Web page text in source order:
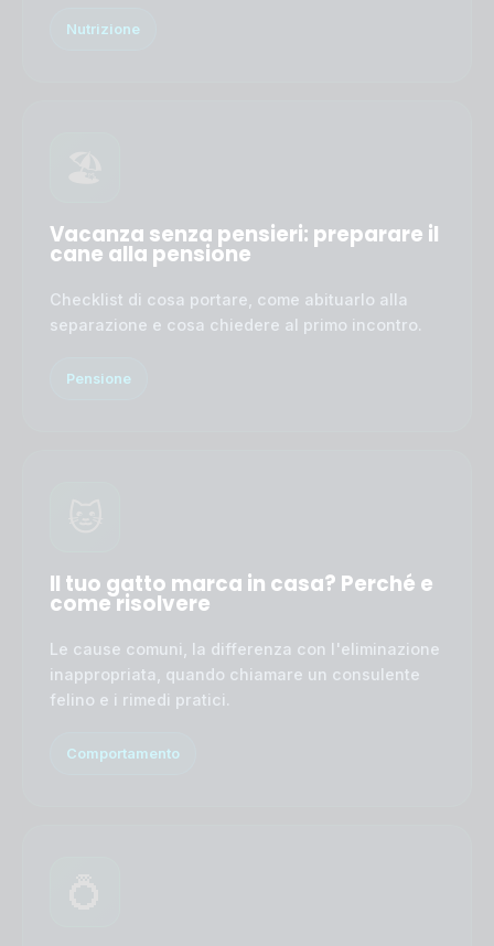
Nutrizione
Vacanza senza pensieri: preparare il
cane alla pensione
Checklist di cosa portare, come abituarlo alla
separazione e cosa chiedere al primo incontro.
Pensione
Il tuo gatto marca in casa? Perché e
come risolvere
Le cause comuni, la differenza con l'eliminazione
inappropriata, quando chiamare un consulente
felino e i rimedi pratici.
Comportamento